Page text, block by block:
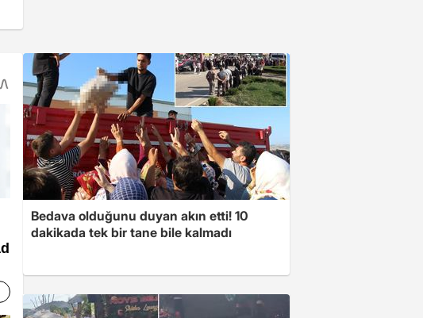
Bedava olduğunu duyan akın etti! 10
dakikada tek bir tane bile kalmadı